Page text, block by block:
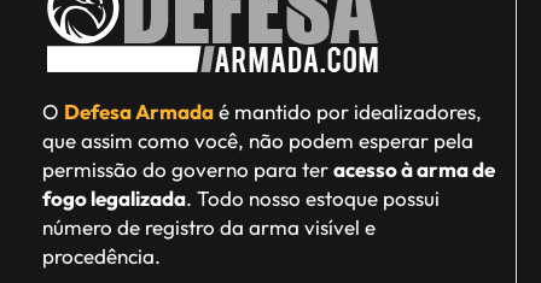
O Defesa Armadaé mantido por idealizadores,
que assim como você, não podem esperar pela
permissão do governo para teracesso à arma de
fogo legalizada. Todo nosso estoque possui
número de registro da arma visível e
procedência.